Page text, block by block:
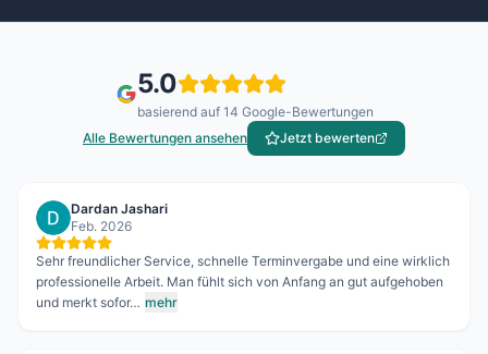
5.0
basierend auf 14 Google-Bewertungen
Alle Bewertungen ansehen
Jetzt bewerten
Dardan Jashari
Feb. 2026
Sehr freundlicher Service, schnelle Terminvergabe und eine wirklich
professionelle Arbeit. Man fühlt sich von Anfang an gut aufgehoben
und merkt sofor… mehr